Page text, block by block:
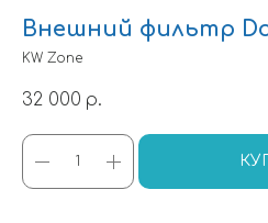
Внешний фильтр
KW Zone
32 000 р.